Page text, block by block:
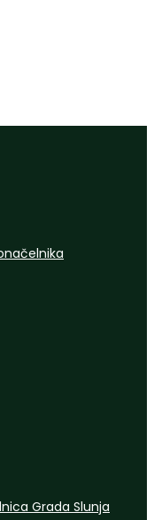
Grada Slunja